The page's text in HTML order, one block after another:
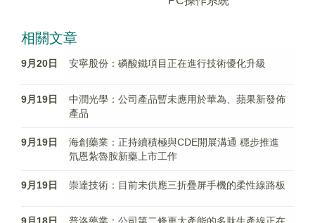
相關文章
9月20日 安寧股份：磷酸鐵項目正在進行技術優化升級
9月19日
中潤光學：公司產品暫未應用於華為、蘋果新發佈
產品
9月19日
海創藥業：正持續積極與CDE開展溝通 穩步推進
氘恩紮魯胺新藥上市工作
9月19日 崇達技術：目前未供應三折疊屏手機的柔性線路板